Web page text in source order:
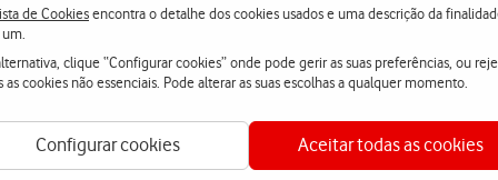
de Cookiesencontra o detalhe dos cookies usados e uma descrição da
clique “Configurar cookies” onde pode gerir as suas preferências, ou
as cookies não essenciais. Pode alterar as suas escolhas a qualquer momento.
Configurar cookies Aceitar todas as cookies